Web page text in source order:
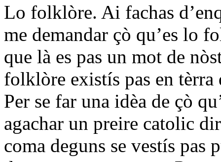
Lo folklòre. Ai fachas
me demandar çò qu’es lo
que là es pas un mot de
folklòre existís pas en tèrra
Per se far una idèa de çò
agachar un preire catolic
coma deguns se vestís pas